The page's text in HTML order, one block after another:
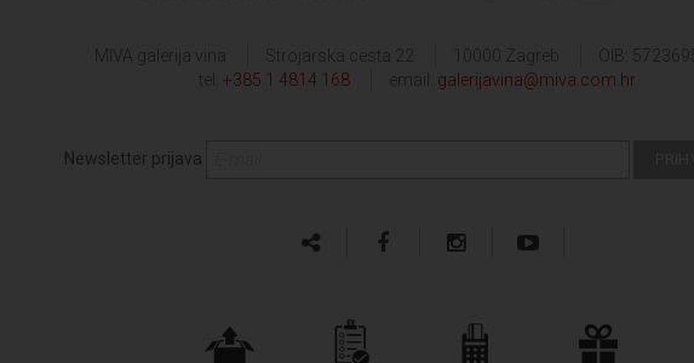
MIVA galerija vina Strojarska cesta 22 10000 Zagreb
OIB:
tel: +385 1 4814 168 email: galerijavina@miva.com.hr
Newsletter prijava